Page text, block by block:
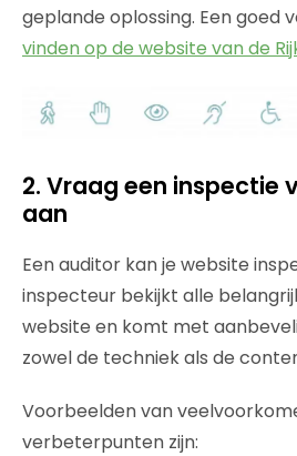
geplande oplossing. Een goed
vinden op de website van de
2. Vraag een inspectie
aan
Een auditor kan je website
inspecteur bekijkt alle
website en komt met
zowel de techniek als de
Voorbeelden van
verbeterpunten zijn: